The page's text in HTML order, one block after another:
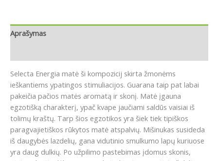
Aprašymas
Selecta Energia matė ši kompozicij skirta žmonėms
ieškantiems ypatingos stimuliacijos. Guarana taip pat labai
pakeičia pačios matės aromatą ir skonį. Matė įgauna
egzotišką charakterį, ypač kvape jaučiami saldūs vaisiai iš
tolimų kraštų. Tarp šios egzotikos yra šiek tiek tipiškos
paragvajietiškos rūkytos matė atspalvių. Mišinukas susideda
iš daugybės lazdelių, gana vidutinio smulkumo lapų kuriuose
yra daug dulkių. Po užpilimo pastebimas įdomus skonis,